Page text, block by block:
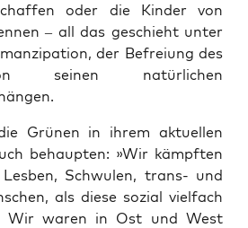
oder die Kin­der von
– all das geschieht unter
der Befrei­ung des
sei­nen natür­li­chen
Grü­nen in ihrem aktu­el­len
behaup­ten: »Wir kämpf­ten
Schwu­len, trans- und
als die­se sozi­al viel­fach
Wir waren in Ost und West